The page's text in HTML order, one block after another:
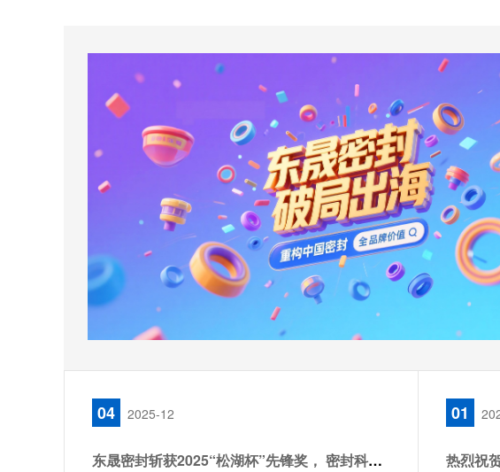
04 2025-12
东晟密封斩获2025“松湖杯”先锋奖， 密封科技创新引领行业新篇！
01